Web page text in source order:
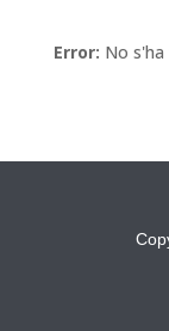
Error: No